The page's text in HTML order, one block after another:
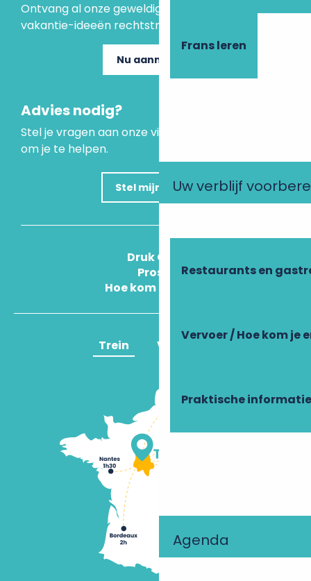
Frans leren
Uw verblijf
Restaurants en
Vervoer / Hoe kom je
Praktische informatie
Agenda
Ontvang al onze geweldige aanbiedingen en
vakantie-ideeën rechtstreeks in je inbox.
Nu aanmelden
Advies nodig?
Stel je vragen aan onze virtuele assistent, die er is
om je te helpen.
Stel mijn vraag
Druk Op
Pros
Hoe kom ik daar?
Trein Vliegtuig